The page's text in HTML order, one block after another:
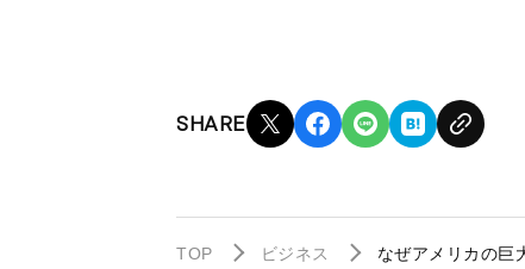
SHARE
TOP ビジネス なぜアメリカの巨